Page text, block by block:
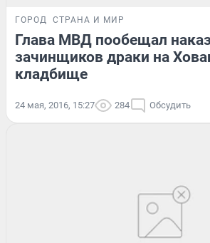
ГОРОД СТРАНА И МИР
Глава МВД пообещал
зачинщиков драки на
кладбище
24 мая, 2016, 15:27 284 Обсудить